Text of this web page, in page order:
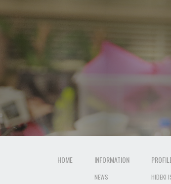
HOME INFORMATION
NEWS
HIDEKI